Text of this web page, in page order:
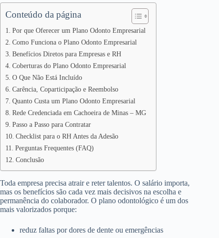
Conteúdo da página
Por que Oferecer um Plano Odonto Empresarial
Como Funciona o Plano Odonto Empresarial
Benefícios Diretos para Empresas e RH
Coberturas do Plano Odonto Empresarial
O Que Não Está Incluído
Carência, Coparticipação e Reembolso
Quanto Custa um Plano Odonto Empresarial
Rede Credenciada em Cachoeira de Minas – MG
Passo a Passo para Contratar
Checklist para o RH Antes da Adesão
Perguntas Frequentes (FAQ)
Conclusão
Toda empresa precisa atrair e reter talentos. O salário importa,
mas os benefícios são cada vez mais decisivos na escolha e
permanência do colaborador. O plano odontológico é um dos
mais valorizados porque:
reduz faltas por dores de dente ou emergências